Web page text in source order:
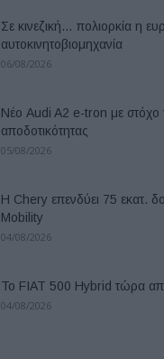
Σε κινεζική… πολιορκία η
αυτοκινητοβιομηχανία
06/08/2026
Νέο Audi A2 e-tron με στόχο
αποδοτικότητας
05/08/2026
Η Chery επενδύει 75 εκατ.
Mobility
04/08/2026
Το FIAT 500 Hybrid τώρα
04/08/2026